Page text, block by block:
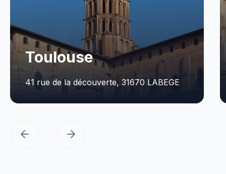
Toulouse
41 rue de la découverte, 31670 LABEGE